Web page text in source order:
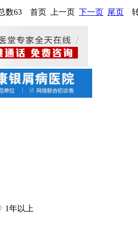
数63 首页 上一页 下一页 尾页
1年以上